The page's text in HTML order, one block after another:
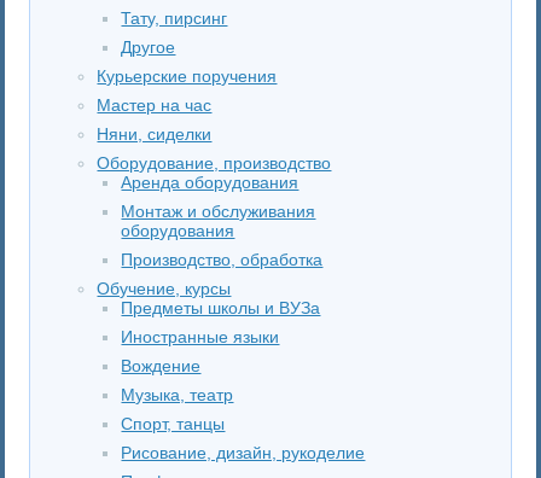
Тату, пирсинг
Другое
Курьерские поручения
Мастер на час
Няни, сиделки
Оборудование, производство
Аренда оборудования
Монтаж и обслуживания
оборудования
Производство, обработка
Обучение, курсы
Предметы школы и ВУЗа
Иностранные языки
Вождение
Музыка, театр
Спорт, танцы
Рисование, дизайн, рукоделие